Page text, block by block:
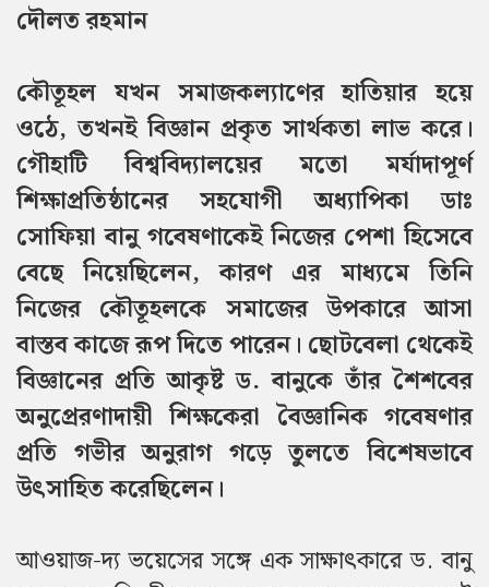
দৌলত রহমান
কৌতূহল যখন সমাজকল্যাণের হাতিয়ার হয়ে
ওঠে, তখনই বিজ্ঞান প্রকৃত সার্থকতা লাভ করে।
গৌহাটি বিশ্ববিদ্যালয়ের মতো মর্যাদাপূর্ণ
শিক্ষাপ্রতিষ্ঠানের সহযোগী অধ্যাপিকা ডাঃ
সোফিয়া বানু গবেষণাকেই নিজের পেশা হিসেবে
বেছে নিয়েছিলেন, কারণ এর মাধ্যমে তিনি
নিজের কৌতূহলকে সমাজের উপকারে আসা
বাস্তব কাজে রূপ দিতে পারেন। ছোটবেলা থেকেই
বিজ্ঞানের প্রতি আকৃষ্ট ড. বানুকে তাঁর শৈশবের
অনুপ্রেরণাদায়ী শিক্ষকেরা বৈজ্ঞানিক গবেষণার
প্রতি গভীর অনুরাগ গড়ে তুলতে বিশেষভাবে
উৎসাহিত করেছিলেন।
আওয়াজ-দ্য ভয়েসের সঙ্গে এক সাক্ষাৎকারে ড. বানু